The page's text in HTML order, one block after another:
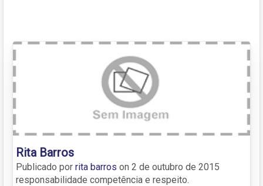
Rita Barros
Publicado por rita barros on 2 de outubro de 2015
responsabilidade competência e respeito.